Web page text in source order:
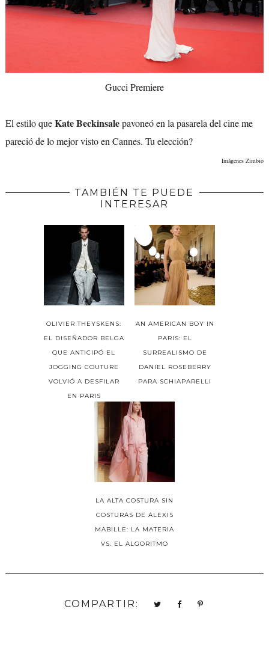
Gucci Premiere
El estilo queKate Beckinsalepavoneó en la pasarela del cine me
pareció de lo mejor visto en Cannes. Tu elección?
Imágenes Zimbio
TAMBIÉN TE PUEDE
INTERESAR
OLIVIER THEYSKENS:
EL DISEÑADOR BELGA
QUE ANTICIPÓ EL
JOGGING COUTURE
VOLVIÓ A DESFILAR
EN PARIS
AN AMERICAN BOY IN
PARIS: EL
SURREALISMO DE
DANIEL ROSEBERRY
PARA SCHIAPARELLI
LA ALTA COSTURA SIN
COSTURAS DE ALEXIS
MABILLE: LA MATERIA
VS. EL ALGORITMO
COMPARTIR: